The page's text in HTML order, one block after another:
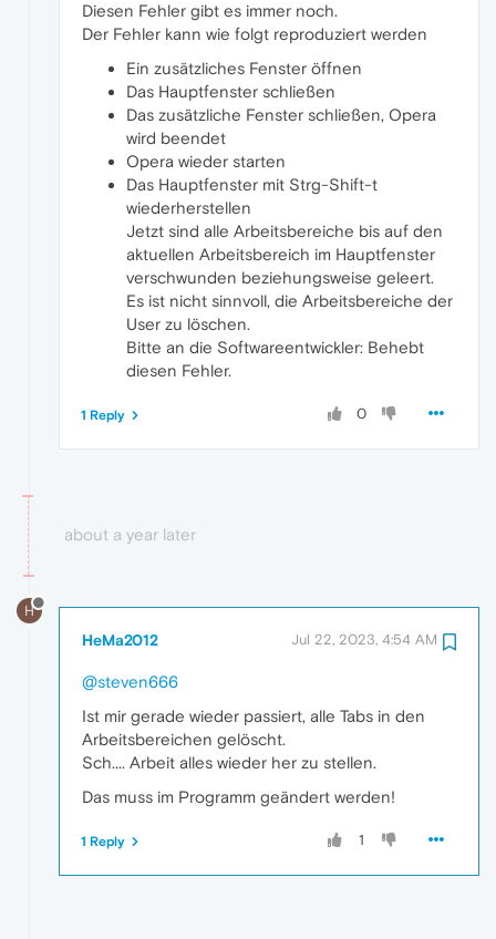
Diesen Fehler gibt es immer noch.
Der Fehler kann wie folgt reproduziert werden
Ein zusätzliches Fenster öffnen
Das Hauptfenster schließen
Das zusätzliche Fenster schließen, Opera
wird beendet
Opera wieder starten
Das Hauptfenster mit Strg-Shift-t
wiederherstellen
Jetzt sind alle Arbeitsbereiche bis auf den
aktuellen Arbeitsbereich im Hauptfenster
verschwunden beziehungsweise geleert.
Es ist nicht sinnvoll, die Arbeitsbereiche der
User zu löschen.
Bitte an die Softwareentwickler: Behebt
diesen Fehler.
0
1 Reply
about a year later
H
HeMa2012 Jul 22, 2023, 4:54 AM
@steven666
Ist mir gerade wieder passiert, alle Tabs in den
Arbeitsbereichen gelöscht.
Sch.... Arbeit alles wieder her zu stellen.
Das muss im Programm geändert werden!
1
1 Reply